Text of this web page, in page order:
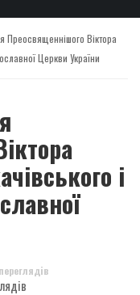
Преосвященнішого Віктора
Церкви України
і